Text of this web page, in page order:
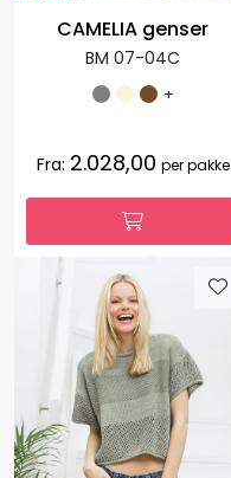
CAMELIA genser
BM 07-04C
+
Fra: 2.028,00 per pakke